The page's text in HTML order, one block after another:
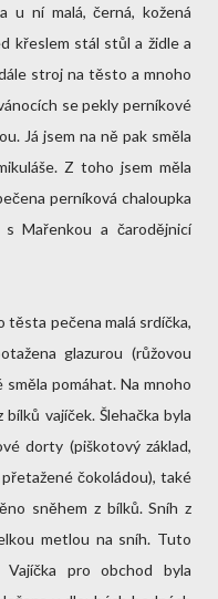
u ní malá, černá, kožená
křeslem stál stůl a židle a
stroj na těsto a mnoho
se pekly perníkové
Já jsem na ně pak směla
Z toho jsem měla
perníková chaloupka
Mařenkou a čarodějnicí
těsta pečena malá srdíčka,
glazurou (růžovou
pomáhat. Na mnoho
vajíček. Šlehačka byla
dorty (piškotový základ,
čokoládou), také
sněhem z bílků. Sníh z
metlou na sníh. Tuto
Vajíčka pro obchod byla